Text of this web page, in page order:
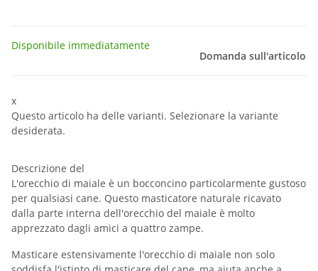
Disponibile immediatamente
Domanda sull'articolo
x
Questo articolo ha delle varianti. Selezionare la variante
desiderata.
Descrizione del
L'orecchio di maiale è un bocconcino particolarmente gustoso
per qualsiasi cane. Questo masticatore naturale ricavato
dalla parte interna dell'orecchio del maiale è molto
apprezzato dagli amici a quattro zampe.
Masticare estensivamente l'orecchio di maiale non solo